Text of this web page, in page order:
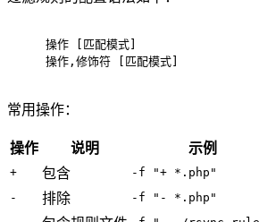
操作 [匹配模式]
操作,修饰符 [匹配模式]
常用操作：
操作 说明 示例
+ 包含
-f "+ *.php"
-
排除
-f "- *.php"